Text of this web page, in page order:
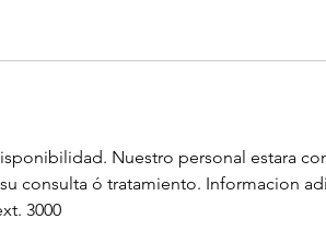
Nuestro personal estara
consulta ó tratamiento. Informacion
3000